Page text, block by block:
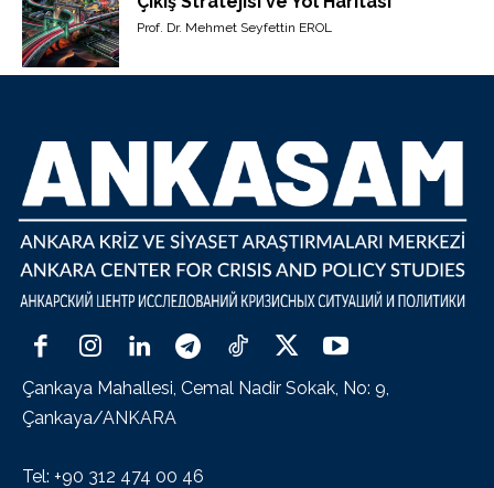
Prof. Dr. Mehmet Seyfettin EROL
Çankaya Mahallesi, Cemal Nadir Sokak, No: 9,
Çankaya/ANKARA
Tel: +90 312 474 00 46